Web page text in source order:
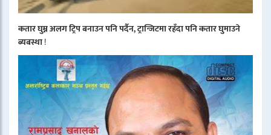
कतार घुम्न अलग ट्रिप बनाउन पनि पर्दैन, ट्रान्जिटमा रहँदा पनि कतार घुमाउने
ब्यबस्था!